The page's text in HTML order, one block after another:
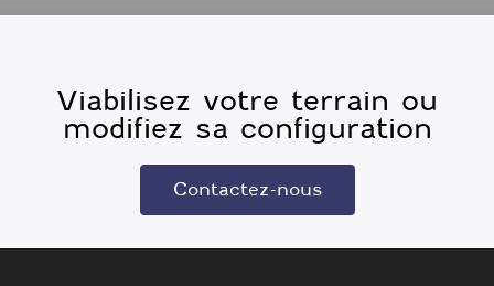
Viabilisez votre terrain ou
modifiez sa configuration
Contactez-nous